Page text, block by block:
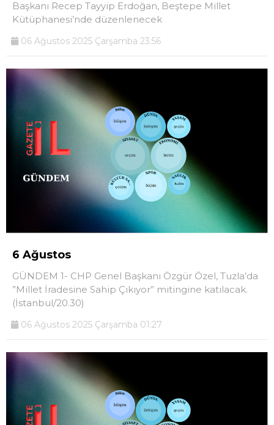
Başkanı Recep Tayyip Erdoğan, Beştepe Millet
Kütüphanesi’nde düzenlenecek
06 Ağustos 2025 Çarşamba 23:56
6 Ağustos
GÜNDEM 1- CHP Genel Başkanı Özgür Özel, Tuzla’da
”Millet İradesine Sahip Çıkıyor” mitingine katılacak.
(İstanbul/20.30)
06 Ağustos 2025 Çarşamba 01:27